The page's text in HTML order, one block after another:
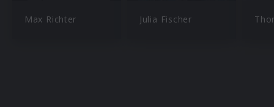
Max Richter Julia Fischer